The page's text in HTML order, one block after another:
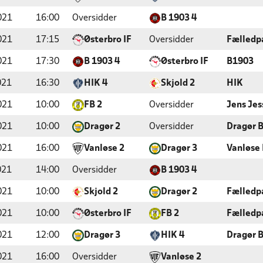
16:00 Oversidder B 1903 4
17:15 Østerbro IF Oversidder
17:30 B 1903 4 Østerbro IF B1903
16:30 HIK 4 Skjold 2 HIK
10:00 FB 2 Oversidder Jens
10:00 Dragør 2 Oversidder Dragør
16:00 Vanløse 2 Dragør 3
14:00 Oversidder B 1903 4
10:00 Skjold 2 Dragør 2
10:00 Østerbro IF FB 2
12:00 Dragør 3 HIK 4 Dragør
16:00 Oversidder Vanløse 2